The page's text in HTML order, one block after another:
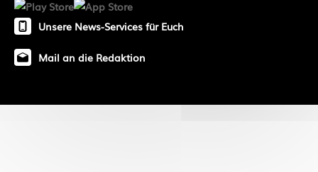
Unsere News-Services für Euch
Mail an die Redaktion